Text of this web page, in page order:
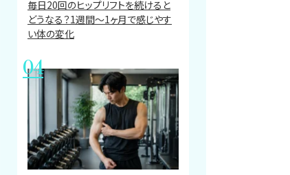
毎日20回のヒップリフトを続けると
どうなる？1週間〜1ヶ月で感じやす
い体の変化